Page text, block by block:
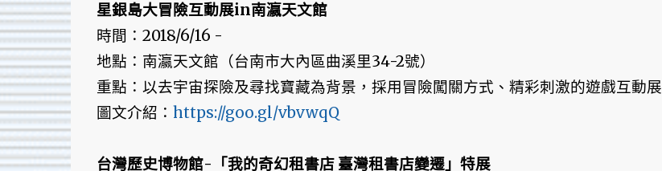
星銀島大冒險互動展in南瀛天文館
時間：2018/6/16 -
地點：南瀛天文館（台南市大內區曲溪里34-2號）
重點：以去宇宙探險及尋找寶藏為背景，採用冒險闖關方式、精彩刺激的遊戲互動展
圖文介紹： https://goo.gl/vbvwqQ
台灣歷史博物館-「我的奇幻租書店 臺灣租書店變遷」特展